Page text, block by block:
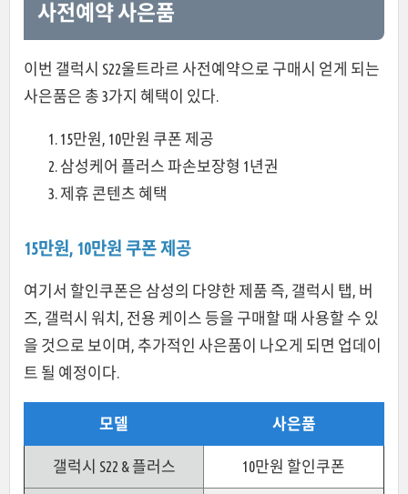
사전예약 사은품
이번 갤럭시 S22울트라르 사전예약으로 구매시 얻게 되는
사은품은 총 3가지 혜택이 있다.
15만원, 10만원 쿠폰 제공
삼성케어 플러스 파손보장형 1년권
제휴 콘텐츠 혜택
15만원, 10만원 쿠폰 제공
여기서 할인쿠폰은 삼성의 다양한 제품 즉, 갤럭시 탭, 버
즈, 갤럭시 워치, 전용 케이스 등을 구매할 때 사용할 수 있
을 것으로 보이며, 추가적인 사은품이 나오게 되면 업데이
트 될 예정이다.
모델 사은품
갤럭시 S22 & 플러스 10만원 할인쿠폰